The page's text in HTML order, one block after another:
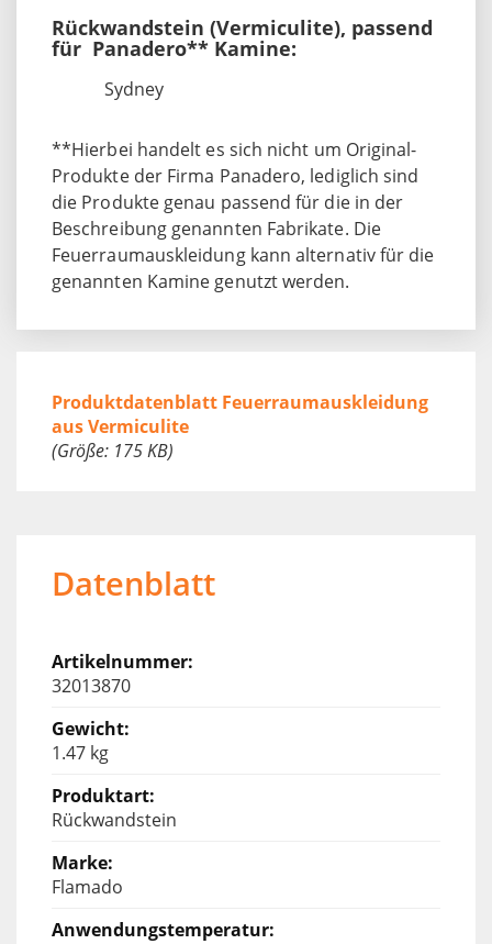
Rückwandstein (Vermiculite), passend
für Panadero** Kamine:
Sydney
**Hierbei handelt es sich nicht um Original-
Produkte der Firma Panadero, lediglich sind
die Produkte genau passend für die in der
Beschreibung genannten Fabrikate. Die
Feuerraumauskleidung kann alternativ für die
genannten Kamine genutzt werden.
Produktdatenblatt Feuerraumauskleidung
aus Vermiculite
(Größe: 175 KB)
Datenblatt
32013870
1.47 kg
Rückwandstein
Flamado